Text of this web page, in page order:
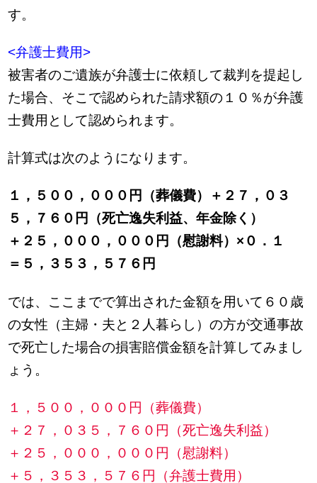
す。
<弁護士費用>
被害者のご遺族が弁護士に依頼して裁判を提起し
た場合、そこで認められた請求額の１０％が弁護
士費用として認められます。
計算式は次のようになります。
１，５００，０００円（葬儀費）＋２７，０３
５，７６０円（死亡逸失利益、年金除く）
＋２５，０００，０００円（慰謝料）×０．１
＝５，３５３，５７６円
では、ここまでで算出された金額を用いて６０歳
の女性（主婦・夫と２人暮らし）の方が交通事故
で死亡した場合の損害賠償金額を計算してみまし
ょう。
１，５００，０００円（葬儀費）
＋２７，０３５，７６０円（死亡逸失利益）
＋２５，０００，０００円（慰謝料）
＋５，３５３，５７６円（弁護士費用）